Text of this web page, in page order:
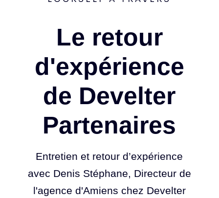
Le retour
d'expérience
de Develter
Partenaires
Entretien et retour d’expérience
avec Denis Stéphane, Directeur de
l'agence d'Amiens chez Develter